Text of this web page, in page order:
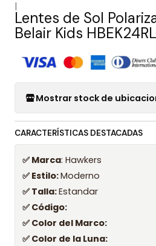
|
Lentes de Sol
Belair Kids
Mostrar stock de
CARACTERÍSTICAS DESTACADAS
✅ Marca: Hawkers
✅ Estilo:Moderno
✅ Talla:Estandar
✅ Código:
✅ Color del Marco:
✅ Color de la Luna: